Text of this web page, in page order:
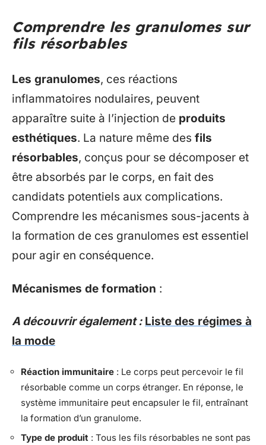
Comprendre les granulomes sur
fils résorbables
Les granulomes, ces réactions
inflammatoires nodulaires, peuvent
apparaître suite à l’injection de produits
esthétiques. La nature même des fils
résorbables, conçus pour se décomposer et
être absorbés par le corps, en fait des
candidats potentiels aux complications.
Comprendre les mécanismes sous-jacents à
la formation de ces granulomes est essentiel
pour agir en conséquence.
Mécanismes de formation :
A découvrir également : Liste des régimes à
la mode
Réaction immunitaire : Le corps peut percevoir le fil
résorbable comme un corps étranger. En réponse, le
système immunitaire peut encapsuler le fil, entraînant
la formation d’un granulome.
Type de produit : Tous les fils résorbables ne sont pas